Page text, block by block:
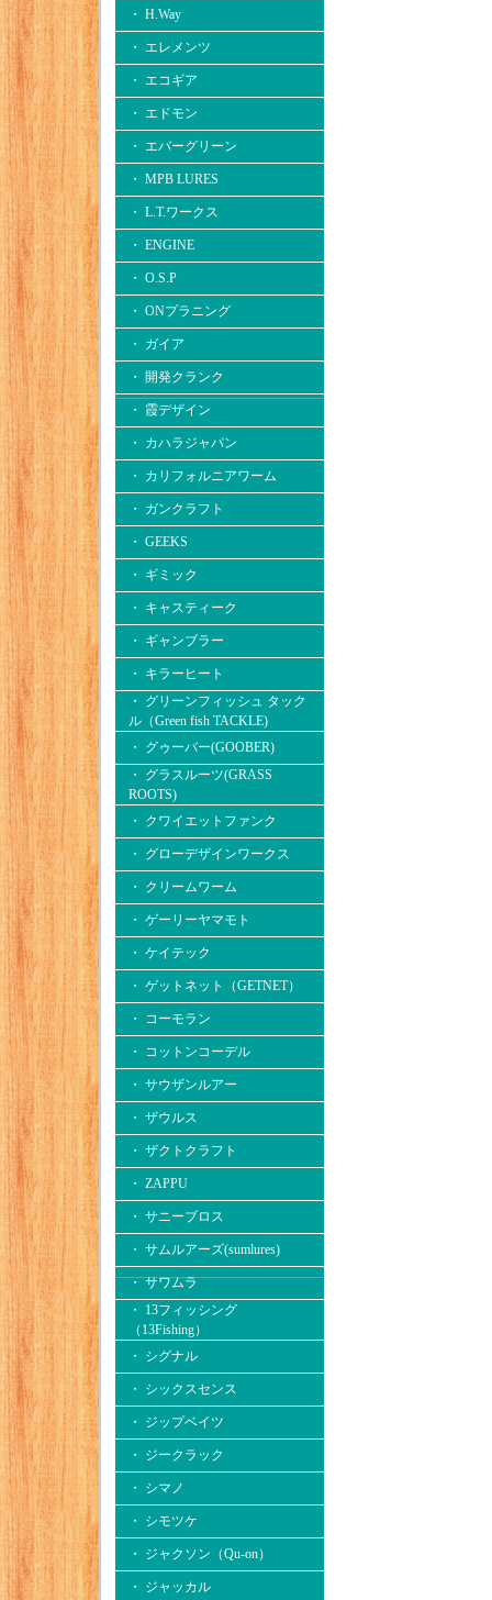
・ H.Way
・ エレメンツ
・ エコギア
・ エドモン
・ エバーグリーン
・ MPB LURES
・ L.T.ワークス
・ ENGINE
・ O.S.P
・ ONプラニング
・ ガイア
・ 開発クランク
・ 霞デザイン
・ カハラジャパン
・ カリフォルニアワーム
・ ガンクラフト
・ GEEKS
・ ギミック
・ キャスティーク
・ ギャンブラー
・ キラーヒート
・ グリーンフィッシュ タック
ル（Green fish TACKLE)
・ グゥーバー(GOOBER)
・ グラスルーツ(GRASS
ROOTS)
・ クワイエットファンク
・ グローデザインワークス
・ クリームワーム
・ ゲーリーヤマモト
・ ケイテック
・ ゲットネット（GETNET）
・ コーモラン
・ コットンコーデル
・ サウザンルアー
・ ザウルス
・ ザクトクラフト
・ ZAPPU
・ サニーブロス
・ サムルアーズ(sumlures)
・ サワムラ
・ 13フィッシング
（13Fishing）
・ シグナル
・ シックスセンス
・ ジップベイツ
・ ジークラック
・ シマノ
・ シモツケ
・ ジャクソン（Qu-on）
・ ジャッカル